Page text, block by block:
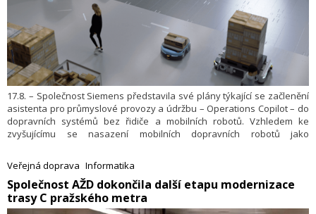
17.8. – Společnost Siemens představila své plány týkající se začlenění
asistenta pro průmyslové provozy a údržbu – Operations Copilot – do
dopravních systémů bez řidiče a mobilních robotů. Vzhledem ke
zvyšujícímu se nasazení mobilních dopravních robotů jako
rozhraní. Uživatelům tak umožní provádět konfigurace autonomních
mobilních robotů (AMR) a automaticky řízených vozíků (AGV) a
přidělovat jim úlohy, jako je například přeprava materiálu a zboží ve
výrobním provozu. Jedná se o další významný krok směrem
Veřejná doprava Informatika
​Společnost AŽD dokončila další etapu modernizace
trasy C pražského metra